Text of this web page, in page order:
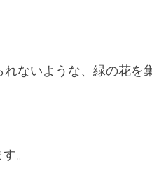
ないような、緑の花を
。